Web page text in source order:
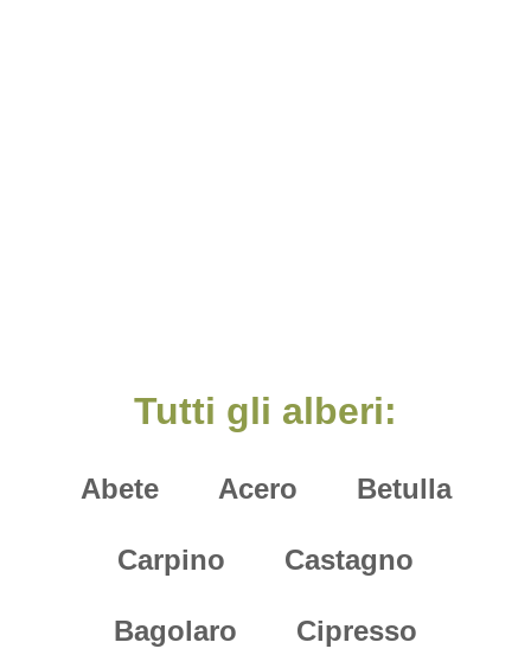
Tutti gli alberi:
Abete Acero Betulla
Carpino Castagno
Bagolaro Cipresso